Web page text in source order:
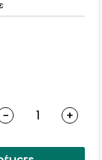
- +